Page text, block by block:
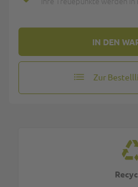
IN DEN
Zur